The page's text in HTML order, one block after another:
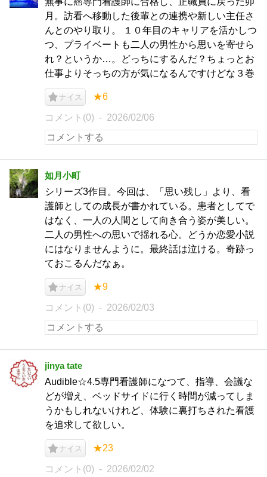
月。訪看へ移動した後輩との連携や新しい主任さ
んとのやり取り。 １０年目のキャリアを活かしつ
つ、プライベートも二人の男性から思いを寄せら
れ？というか…。どっちにするんだ？ちょっとお
仕事よりそっちの方が気になるんですけどな３巻
ナイス ★6
コメント(0) 2026/02/06
如月小町
シリーズ3作目。今回は、「思い残し」より、看
護師としての成長が書かれている。患者としてで
はなく、一人の人間として向き合う姿が美しい。
二人の男性への思いで揺れる心。どうか恋愛小説
にはなりませんように。最終話は泣ける。奇跡っ
ておこるんだなぁ。
ナイス ★9
コメント(0) 2026/02/03
jinya tate
Audible☆4.5専門看護師になつて、指導、会議な
どが増え、ベッドサイドに行く時間が減ってしま
うかもしれないけれど、体験に裏打ちされた看護
を追求して欲しい。
ナイス ★23
コメント(0) 2026/02/02